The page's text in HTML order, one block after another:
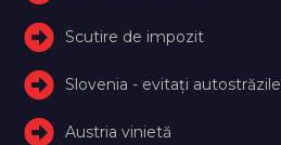
Scutire de impozit
Slovenia - evitați autostrăzile
Austria vinietă